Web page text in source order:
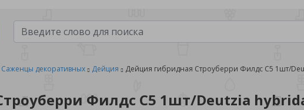
Саженцы декоративных Дейция Дейция гибридная Строуберри Филдс С5 1шт/
Филдс С5 1шт/Deutzia